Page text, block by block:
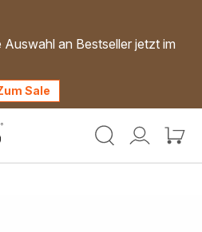
an Bestseller jetzt im
Sale
Mein
Mein